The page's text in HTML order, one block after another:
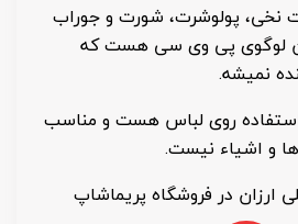
نخی، پولوشرت، شورت و جوراب
لوگوی پی وی سی هست که
نمیشه.
روی لباس هست و مناسب
و اشیاء نیست.
ارزان در فروشگاه پریماشاپ